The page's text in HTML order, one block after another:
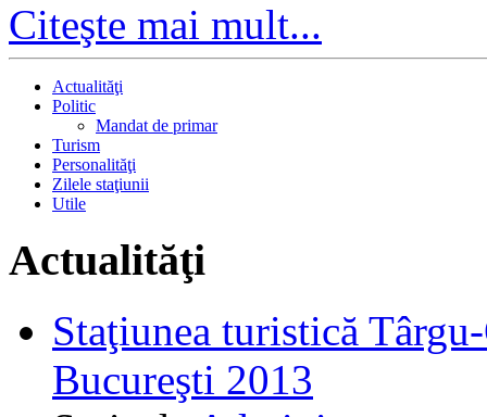
Citeşte mai mult...
Actualităţi
Politic
Mandat de primar
Turism
Personalităţi
Zilele staţiunii
Utile
Actualităţi
Staţiunea turistică
Bucureşti 2013